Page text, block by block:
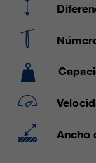
Ancho